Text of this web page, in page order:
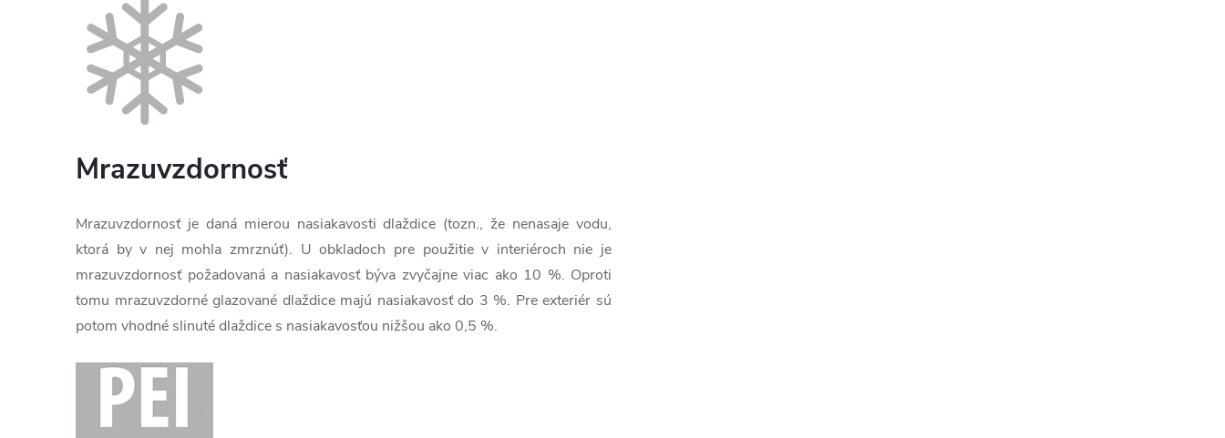
Mrazuvzdornosť
Mrazuvzdornosť je daná mierou nasiakavosti dlaždice (tozn., že nenasaje vodu,
ktorá by v nej mohla zmrznúť). U obkladoch pre použitie v interiéroch nie je
mrazuvzdornosť požadovaná a nasiakavosť býva zvyčajne viac ako 10 %. Oproti
tomu mrazuvzdorné glazované dlaždice majú nasiakavosť do 3 %. Pre exteriér sú
potom vhodné slinuté dlaždice s nasiakavosťou nižšou ako 0,5 %.